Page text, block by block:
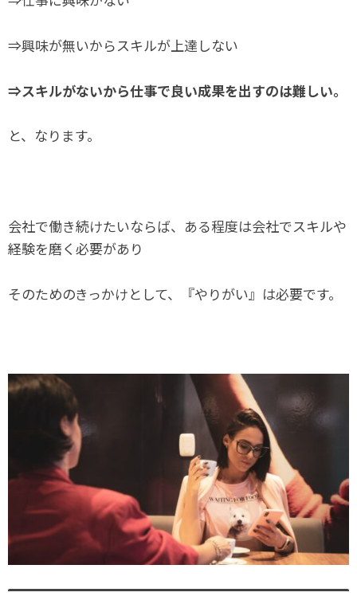
⇒興味が無いからスキルが上達しない
⇒スキルがないから仕事で良い成果を出すのは難しい。
と、なります。
会社で働き続けたいならば、ある程度は会社でスキルや
経験を磨く必要があり
そのためのきっかけとして、『やりがい』は必要です。